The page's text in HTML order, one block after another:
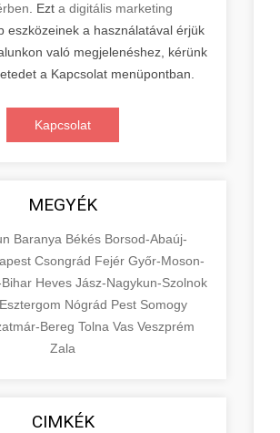
. Ezt a digitális marketing
eszközeinek a használatával érjük
való megjelenéshez, kérünk
a Kapcsolat menüpontban.
Kapcsolat
MEGYÉK
Baranya Békés Borsod-Abaúj-
Csongrád Fejér Győr-Moson-
Heves Jász-Nagykun-Szolnok
Nógrád Pest Somogy
Bereg Tolna Vas Veszprém
Zala
CIMKÉK